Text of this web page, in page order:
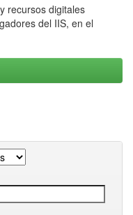
recursos digitales
del IIS, en el